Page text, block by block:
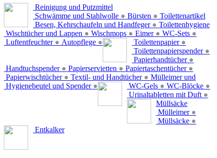
Reinigung und Putzmittel
Schwämme und Stahlwolle ● Bürsten ●
Besen, Kehrschaufeln und Handfeger ●
Wischtücher und Lappen ● Wischmops ● Eimer ● WC-Sets ●
Luftentfeuchter ● Autopflege ●
Toilettenartikel
Toilettenpapier ●
Toilettenpapierspender ●
Papierhandtücher ●
Handtuchspender ● Papierservietten ● Papiertaschentücher ●
Papierwischtücher ● Textil- und Handtücher ●
Hygienebeutel und Spender ●
Toilettenhygiene
WC-Gels ● WC-Blöcke ●
Urinaltabletten mit Duft ●
Mülleimer und
Müllsäcke
Mülleimer ●
Müllsäcke ●
Entkalker